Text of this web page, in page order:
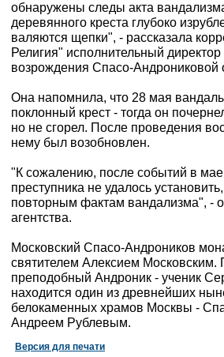
обнаружены следы акта
деревянного креста глубоко
валяются щепки", - рассказала
Религия" исполнительный
возрождения Спасо-
Она напомнила, что 28 мая
поклонный крест - тогда он
но не сгорел. После проведения
нему был возобновлен.
"К сожалению, после событий в мае
преступника не удалось
повторным фактам вандализма", -
агентства.
Московский Спасо-Андроников
святителем Алексием
преподобный Андроник - ученик
находится один из древнейших
белокаменных храмов Москвы -
Андреем Рублевым.
Версия для печати